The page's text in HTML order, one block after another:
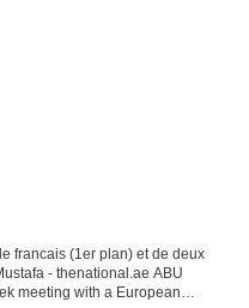
francais (1er plan) et de deux
- thenational.ae ABU
meeting with a European